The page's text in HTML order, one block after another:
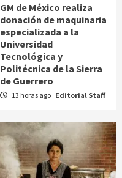
GM de México realiza
donación de maquinaria
especializada a la
Universidad
Tecnológica y
Politécnica de la Sierra
de Guerrero
13 horas ago Editorial Staff